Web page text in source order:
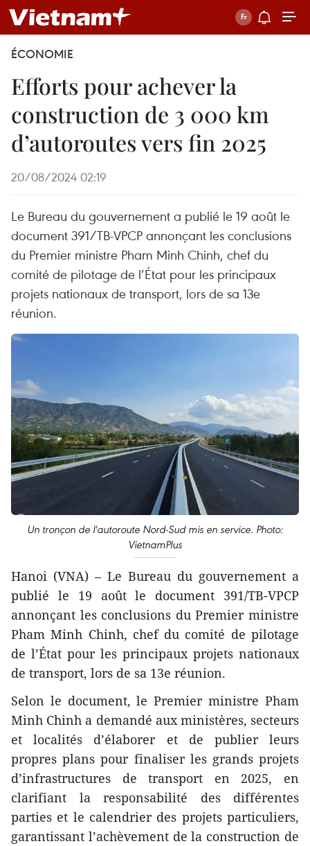
ÉCONOMIE
Efforts pour achever la
construction de 3 000 km
d’autoroutes vers fin 2025
20/08/2024 02:19
Le Bureau du gouvernement a publié le 19 août le
document 391/TB-VPCP annonçant les conclusions
du Premier ministre Pham Minh Chinh, chef du
comité de pilotage de l’État pour les principaux
projets nationaux de transport, lors de sa 13e
réunion.
Un tronçon de l'autoroute Nord-Sud mis en service. Photo:
VietnamPlus
Hanoi (VNA) – Le Bureau du gouvernement a
publié le 19 août le document 391/TB-VPCP
annonçant les conclusions du Premier ministre
Pham Minh Chinh, chef du comité de pilotage
de l’État pour les principaux projets nationaux
de transport, lors de sa 13e réunion.
Selon le document, le Premier ministre Pham
Minh Chinh a demandé aux ministères, secteurs
et localités d’élaborer et de publier leurs
propres plans pour finaliser les grands projets
d’infrastructures de transport en 2025, en
clarifiant la responsabilité des différentes
parties et le calendrier des projets particuliers,
garantissant l’achèvement de la construction de